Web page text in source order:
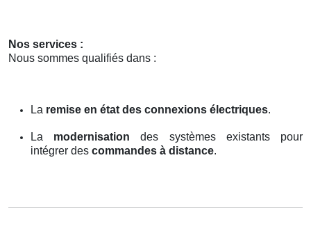
Nos services :
Nous sommes qualifiés dans :
La remise en état des connexions électriques.
La modernisation des systèmes existants pour
intégrer des commandes à distance.